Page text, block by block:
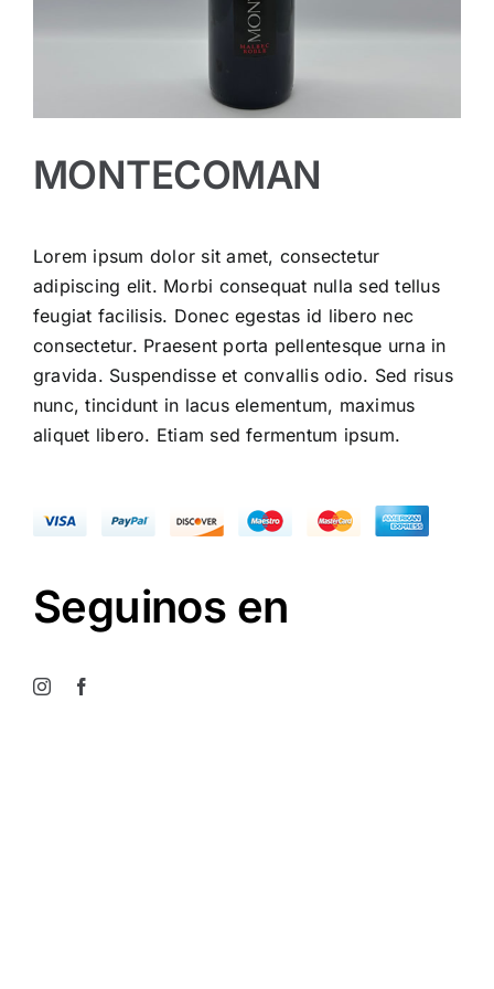
MONTECOMAN
Lorem ipsum dolor sit amet, consectetur
adipiscing elit. Morbi consequat nulla sed tellus
feugiat facilisis. Donec egestas id libero nec
consectetur. Praesent porta pellentesque urna in
gravida. Suspendisse et convallis odio. Sed risus
nunc, tincidunt in lacus elementum, maximus
aliquet libero. Etiam sed fermentum ipsum.
Seguinos en